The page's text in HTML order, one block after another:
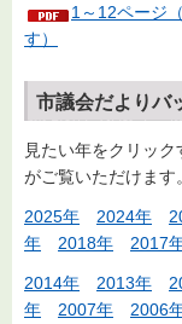
1～12ページ
す）
市議会だよりバ
見たい年をクリッ
がご覧いただけます。
2025年 2024年
年
2018年 2017
2014年 2013年
年
2007年 2006